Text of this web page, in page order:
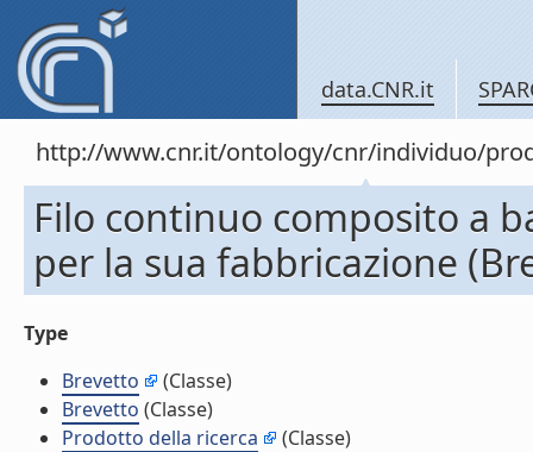
data.CNR.it
http://www.cnr.it/ontology/cnr/individuo/
Filo continuo composito a
per la sua fabbricazione
Type
Brevetto
(Classe)
Brevetto (Classe)
Prodotto della ricerca
(Classe)